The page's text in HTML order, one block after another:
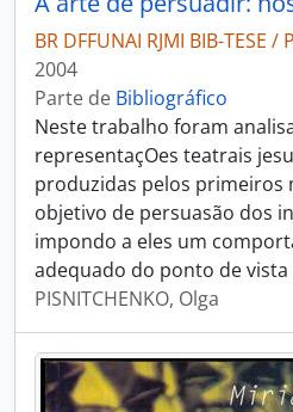
BR DFFUNAI RJMI BIB-TESE /
2004
Parte de Bibliográfico
Neste trabalho foram
representaçOes teatrais
produzidas pelos primeiros
objetivo de persuasão dos
impondo a eles um
adequado do ponto de
PISNITCHENKO, Olga